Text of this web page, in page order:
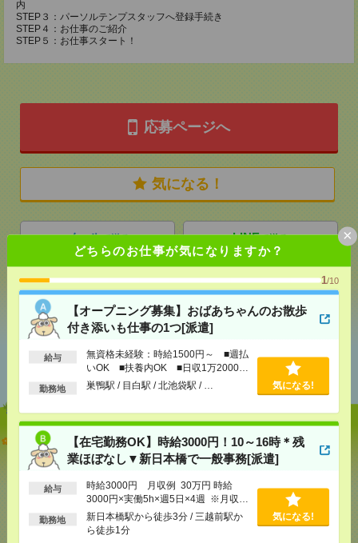
どちらのお仕事が気になりますか？
1/10
【オープニング募集】おばあちゃんのお散歩
付き添いも仕事の1つ[派遣]
給与
無資格未経験：時給1500円～ ■週払
いOK ■扶養内OK ■日収1万2000円
以上
勤務地 巣鴨駅 / 目白駅 / 北池袋駅 / … 気になる!
【在宅勤務OK】時給3000円！10～16時＊残
業ほぼなし▼新日本橋で一般事務[派遣]
給与
時給3000円 月収例 30万円 時給
3000円×実働5h×週5日×4週 ※月収例
を保証するものではありません。※給
与即受取りサービス利用可（利用条件
勤務地
新日本橋駅から徒歩3分 / 三越前駅か
ら徒歩1分
気になる!
×
内
STEP３：パーソルテンプスタッフへ登録手続き
STEP４：お仕事のご紹介
STEP５：お仕事スタート！
応募ページへ
気になる！
メールで送る LINEで送る
シェア ツイート ブックマーク
あなたの閲覧履歴からの
おすすめ
【オープニング募集】おばあちゃんのお散歩付き添
いも仕事の1つ[派遣]
[給 与]無資格未経験：時給1500円～ ■週払い
OK ■扶養内OK ■日収1万2000円以上
[交通費] 交通費全額支給
巣鴨駅/目白駅/
気になる！